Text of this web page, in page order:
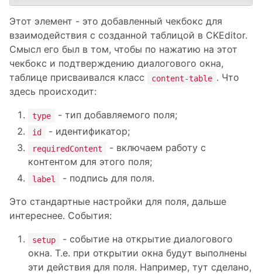
Этот элемент - это добавленный чекбокс для
взаимодействия с созданной таблицой в CKEditor.
Смысл его был в том, чтобы по нажатию на этот
чекбокс и подтверждению диалогового окна,
таблице присваивался класс
content-table . Что
здесь происходит:
type - тип добавляемого поля;
id - идентификатор;
requiredContent
- включаем работу с
контентом для этого поля;
label
- подпись для поля.
Это стандартные настройки для поля, дальше
интереснее. События:
setup
- событие на открытие диалогового
окна. Т.е. при открытии окна будут выполнены
эти действия для поля. Например, тут сделано,